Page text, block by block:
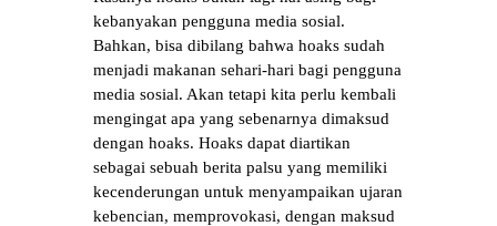
kebanyakan pengguna media sosial.
Bahkan, bisa dibilang bahwa hoaks sudah
menjadi makanan sehari-hari bagi pengguna
media sosial. Akan tetapi kita perlu kembali
mengingat apa yang sebenarnya dimaksud
dengan hoaks. Hoaks dapat diartikan
sebagai sebuah berita palsu yang memiliki
kecenderungan untuk menyampaikan ujaran
kebencian, memprovokasi, dengan maksud